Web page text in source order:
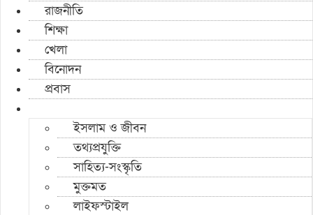
রাজনীতি
শিক্ষা
খেলা
বিনোদন
প্রবাস
ইসলাম ও জীবন
তথ্যপ্রযুক্তি
সাহিত্য-সংস্কৃতি
মুক্তমত
লাইফস্টাইল